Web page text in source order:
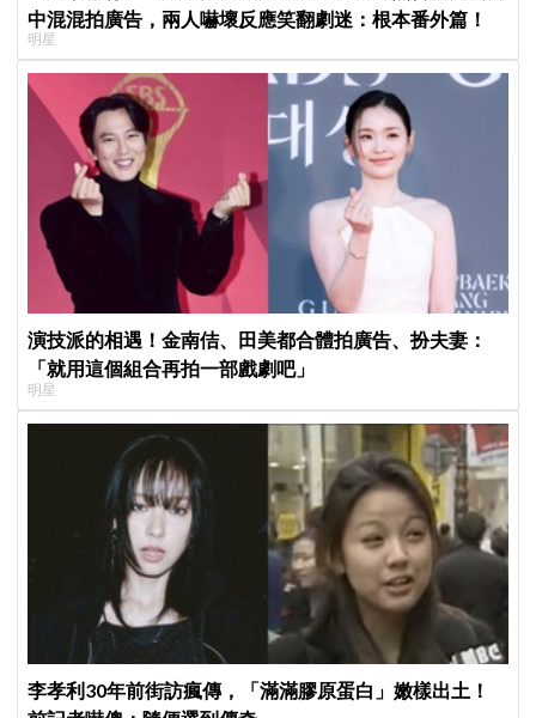
中混混拍廣告，兩人嚇壞反應笑翻劇迷：根本番外篇！
明星
演技派的相遇！金南佶、田美都合體拍廣告、扮夫妻：
「就用這個組合再拍一部戲劇吧」
明星
李孝利30年前街訪瘋傳，「滿滿膠原蛋白」嫩樣出土！